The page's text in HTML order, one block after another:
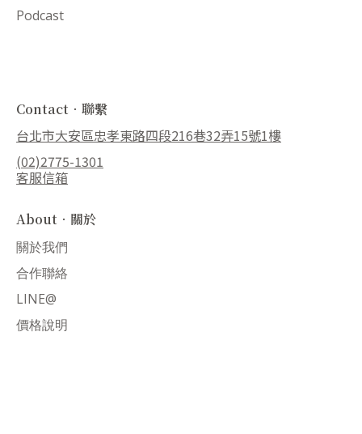
Podcast
Contact．聯繫
台北市大安區忠孝東路四段216巷32弄15號1樓
(02)2775-1301
客服信箱
About．關於
關於我們
合作聯絡
LINE@
價格說明